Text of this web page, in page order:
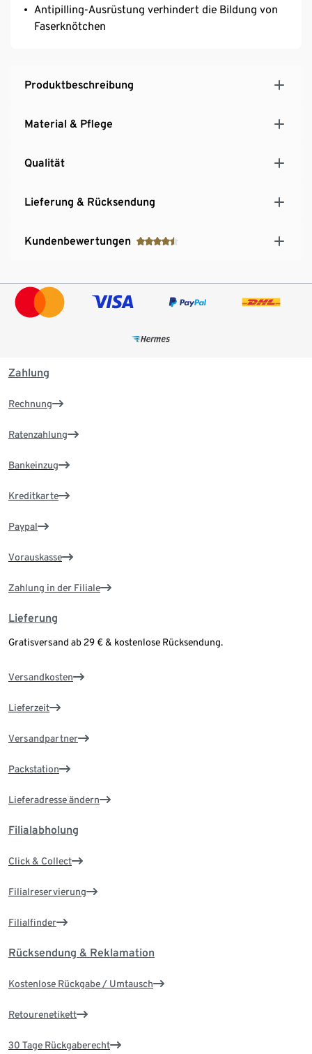
Antipilling-Ausrüstung verhindert die Bildung von
Faserknötchen
Produktbeschreibung
Material & Pflege
Qualität
Lieferung & Rücksendung
Kundenbewertungen
Zahlung
Rechnung
Ratenzahlung
Bankeinzug
Kreditkarte
Paypal
Vorauskasse
Zahlung in der Filiale
Lieferung
Gratisversand ab 29 € & kostenlose Rücksendung.
Versandkosten
Lieferzeit
Versandpartner
Packstation
Lieferadresse ändern
Filialabholung
Click & Collect
Filialreservierung
Filialfinder
Rücksendung & Reklamation
Kostenlose Rückgabe / Umtausch
Retourenetikett
30 Tage Rückgaberecht